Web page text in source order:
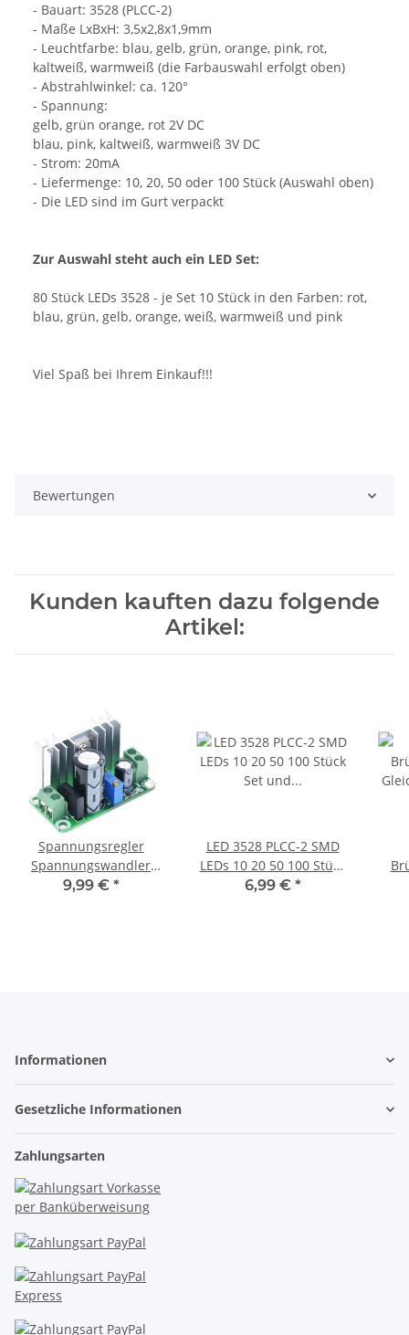
- Bauart: 3528 (PLCC-2)
- Maße LxBxH: 3,5x2,8x1,9mm
- Leuchtfarbe: blau, gelb, grün, orange, pink, rot,
kaltweiß, warmweiß (die Farbauswahl erfolgt oben)
- Abstrahlwinkel: ca. 120°
- Spannung:
gelb, grün orange, rot 2V DC
blau, pink, kaltweiß, warmweiß 3V DC
- Strom: 20mA
- Liefermenge: 10, 20, 50 oder 100 Stück (Auswahl oben)
- Die LED sind im Gurt verpackt
Zur Auswahl steht auch ein LED Set:
80 Stück LEDs 3528 - je Set 10 Stück in den Farben: rot,
blau, grün, gelb, orange, weiß, warmweiß und pink
Viel Spaß bei Ihrem Einkauf!!!
Bewertungen
Kunden kauften dazu folgende
Artikel:
Spannungsregler
Spannungswandler
AC/DC In 5-35V Out 1,25-
9,99 € *
LED 3528 PLCC-2 SMD
LEDs 10 20 50 100 Stück
Set und 8 Farben
6,99 € *
Informationen
Gesetzliche Informationen
Zahlungsarten